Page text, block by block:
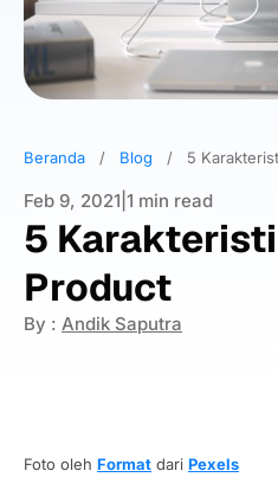
Beranda / Blog / 5
Feb 9, 2021 1 min read
5
Product
By : Andik Saputra
Foto oleh Format dari Pexels